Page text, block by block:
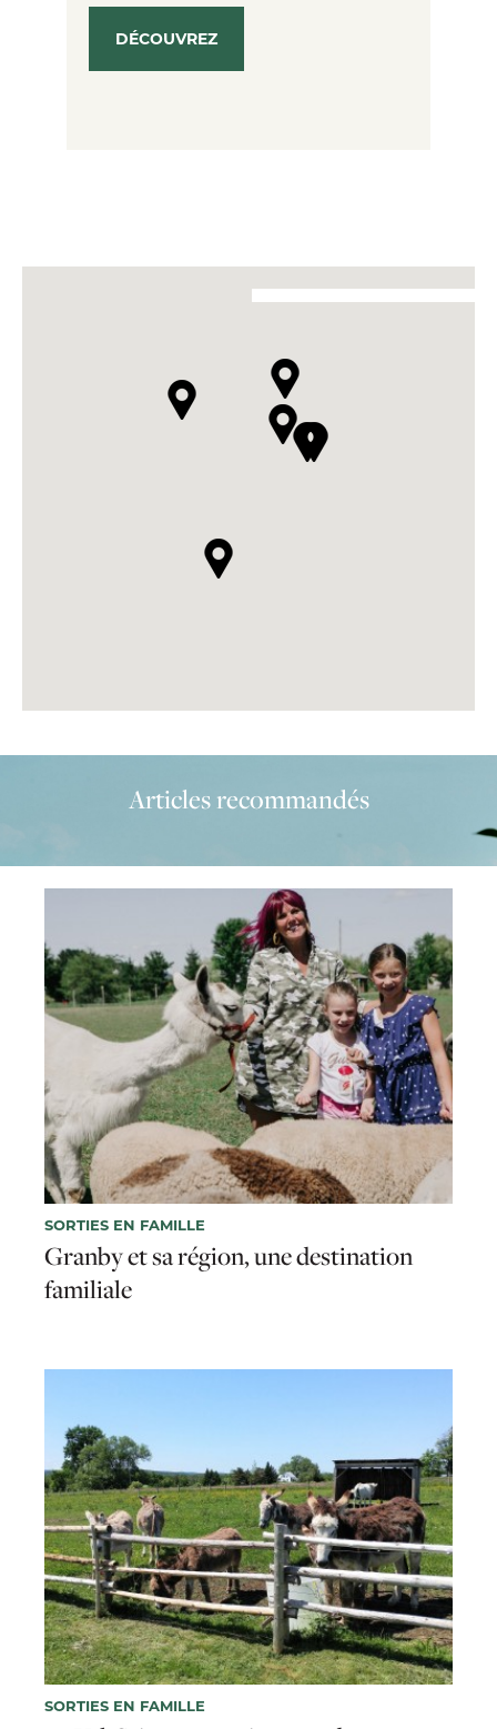
DÉCOUVREZ
Articles recommandés
SORTIES EN FAMILLE
Granby et sa région, une destination
familiale
SORTIES EN FAMILLE